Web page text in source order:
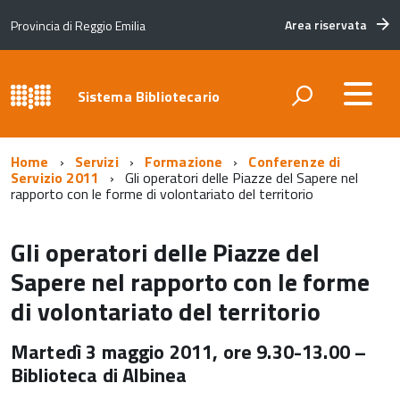
Provincia di Reggio Emilia Area riservata
Sistema Bibliotecario
Home Servizi Formazione Conferenze di
Servizio 2011 Gli operatori delle Piazze del Sapere nel
rapporto con le forme di volontariato del territorio
Gli operatori delle Piazze del
Sapere nel rapporto con le forme
di volontariato del territorio
Martedì 3 maggio 2011, ore 9.30-13.00 –
Biblioteca di Albinea